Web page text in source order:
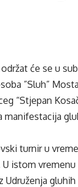
će se u
”Sluh”
“Stjepan
manifestacija
turnir u
istom